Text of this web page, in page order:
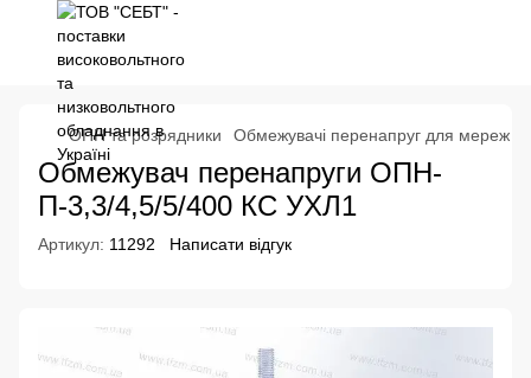
ОПН та розрядники Обмежувачі перенапруг для мереж
Обмежувач перенапруги ОПН-
П-3,3/4,5/5/400 КС УХЛ1
Артикул: 11292 Написати відгук